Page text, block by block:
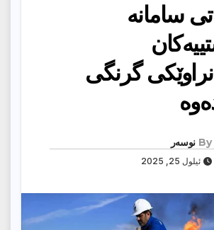
سامانە
گرنگی
By نوسەر
ئیلول 25, 2025